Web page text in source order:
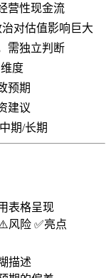
营性现金流
对估值影响巨大
需独立判断
度
预期
建议
期/长期
表格呈现
风险 ✅亮点
描述